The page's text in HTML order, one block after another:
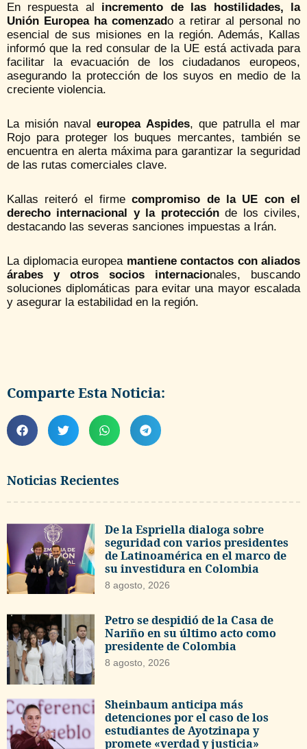
Noticias Recientes
De la Espriella dialoga sobre
seguridad con varios presidentes
de Latinoamérica en el marco de
su investidura en Colombia
8 agosto, 2026
Petro se despidió de la Casa de
Nariño en su último acto como
presidente de Colombia
8 agosto, 2026
Sheinbaum anticipa más
detenciones por el caso de los
estudiantes de Ayotzinapa y
promete «verdad y justicia»
En respuesta al incremento de las hostilidades, la
Unión Europea ha comenzado a retirar al personal no
esencial de sus misiones en la región. Además, Kallas
informó que la red consular de la UE está activada para
facilitar la evacuación de los ciudadanos europeos,
asegurando la protección de los suyos en medio de la
creciente violencia.
La misión navaleuropea Aspides, que patrulla el mar
Rojo para proteger los buques mercantes, también se
encuentra en alerta máxima para garantizar la seguridad
de las rutas comerciales clave.
Kallas reiteró el firmecompromiso de la UE con el
derecho internacional y la protecciónde los civiles,
destacando las severas sanciones impuestas a Irán.
La diplomacia europea mantiene contactos con aliados
árabes y otros socios internacionales, buscando
soluciones diplomáticas para evitar una mayor escalada
y asegurar la estabilidad en la región.
Comparte Esta Noticia: